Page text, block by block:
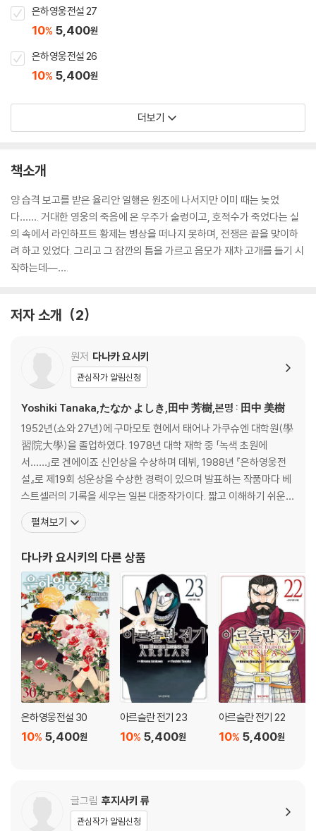
은하영웅전설 27
10% 5,400원
은하영웅전설 26
10% 5,400원
더보기
책소개
양 습격 보고를 받은 율리안 일행은 원조에 나서지만 이미 때는 늦었
다……. 거대한 영웅의 죽음에 온 우주가 술렁이고, 호적수가 죽었다는 실
의 속에서 라인하프트 황제는 병상을 떠나지 못하며, 전쟁은 끝을 맞이하
려 하고 있었다. 그리고 그 잠깐의 틈을 가르고 음모가 재차 고개를 들기 시
작하는데―….
저자 소개 2
원저 다나카 요시키
관심작가 알림신청
Yoshiki Tanaka,たなか よしき,田中 芳樹,본명 : 田中 美樹
1952년(쇼와 27년)에 구마모토 현에서 태어나 가쿠슈엔 대학원(學
習院大學)을 졸업하였다. 1978년 대학 재학 중 「녹색 초원에
서……」로 겐에이죠 신인상을 수상하며 데뷔, 1988년 『은하영웅전
설』로 제19회 성운상을 수상한 경력이 있으며 발표하는 작품마다 베
스트셀러의 기록을 세우는 일본 대중작가이다. 짧고 이해하기 쉬운
간결한 문체와 상호연관관계가 전혀 흐트러지지 않는 짜임새있는 일
관된 구조로 스토리의 호흡을 매끄럽게 이어간다는 평을 받고 있다.
품은 모두 애니메이션으로 제작되었다. 특히 일본에서만 950
펼쳐보기
다나카 요시키 의 다른 상품
은하영웅전설 30
5,400원
10%
아르슬란 전기 23
5,400원
10%
아르슬란 전기 22
5,400원
10%
글그림 후지사키 류
관심작가 알림신청